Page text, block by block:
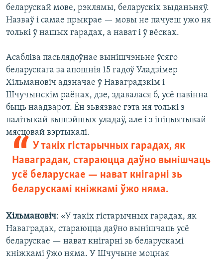
беларускай мове, рэклямы, беларускіх выданьняў.
Назваў і самае прыкрае — мовы не пачуеш ужо ня
толькі ў нашых гарадах, а нават і ў вёсках.
Асабліва пасьлядоўнае вынішчэньне ўсяго
беларускага за апошнія 15 гадоў Уладзімер
Хільмановіч адзначае ў Наваградзкім і
Шчучынскім раёнах, дзе, здавалася б, усё павінна
быць наадварот. Ён зьвязвае гэта ня толькі з
палітыкай вышэйшых уладаў, але і з ініцыятывай
мясцовай вэртыкалі.
У такіх гістарычных гарадах, як
Наваградак, стараюцца даўно вынішчаць
усё беларускае — нават кнігарні зь
беларускамі кніжкамі ўжо няма.
Хільмановіч: «У такіх гістарычных гарадах, як
Наваградак, стараюцца даўно вынішчаць усё
беларускае — нават кнігарні зь беларускамі
кніжкамі ўжо няма. У Шчучыне моцная